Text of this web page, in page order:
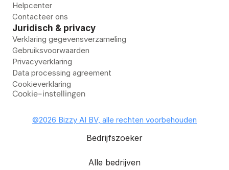
Helpcenter
Contacteer ons
Juridisch & privacy
Verklaring gegevensverzameling
Gebruiksvoorwaarden
Privacyverklaring
Data processing agreement
Cookieverklaring
Cookie-instellingen
©2026 Bizzy AI BV, alle rechten voorbehouden
Bedrijfszoeker
Alle bedrijven